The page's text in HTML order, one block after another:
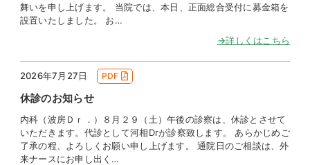
舞いを申し上げます。 当院では、本日、正面総合受付に募金箱を
設置いたしました。 お…
→詳しくはこちら
2026年7月27日 PDF
休診のお知らせ
内科（波房Ｄｒ．）８月２９（土）午後の診察は、休診とさせて
いただきます。代診として河相Drが診察致します。 あらかじめご
了承の程、よろしくお願い申し上げます。 通院日のご相談は、外
来ナースにお申し出く…